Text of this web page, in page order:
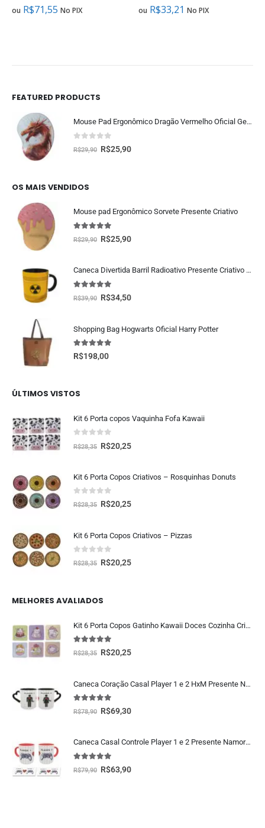
ou R$71,55 No PIX ou R$33,21 No PIX
FEATURED PRODUCTS
Mouse Pad Ergonômico Dragão Vermelho Oficial Geek Vip
fora de 5
R$29,90 R$25,90
OS MAIS VENDIDOS
Mouse pad Ergonômico Sorvete Presente Criativo
5.00 fora de 5
R$29,90 R$25,90
Caneca Divertida Barril Radioativo Presente Criativo Geek
fora de 5
R$39,90 R$34,50
Shopping Bag Hogwarts Oficial Harry Potter
5.00 fora de 5
R$198,00
ÚLTIMOS VISTOS
Kit 6 Porta copos Vaquinha Fofa Kawaii
fora de 5
R$28,35 R$20,25
Kit 6 Porta Copos Criativos – Rosquinhas Donuts
fora de 5
R$28,35 R$20,25
Kit 6 Porta Copos Criativos – Pizzas
fora de 5
R$28,35 R$20,25
MELHORES AVALIADOS
Kit 6 Porta Copos Gatinho Kawaii Doces Cozinha Criativa Geek
5.00 fora de 5
R$28,35 R$20,25
Caneca Coração Casal Player 1 e 2 HxM Presente Namorados
5.00 fora de 5
R$78,90 R$69,30
Caneca Casal Controle Player 1 e 2 Presente Namorados Geek
5.00 fora de 5
R$79,90 R$63,90